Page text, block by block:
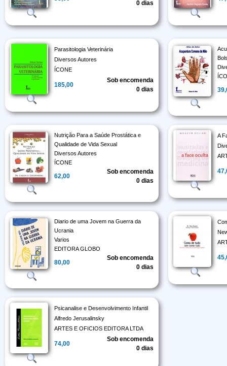
0 dias
Parasitologia Veterinária
Diversos Autores
ÍCONE
185,00
Sob encomenda
0 dias
Nutrição Para a Saúde Prostática e
Qualidade de Vida Sexual
Diversos Autores
ÍCONE
62,00
Sob encomenda
0 dias
A
Diario de uma Jovem na Guerra da
Ucrania
Varios
EDITORA GLOBO
80,00
Sob encomenda
0 dias
Psicanalise e Desenvolvimento Infantil
Alfredo Jerusalinsky
ARTES E OFICIOS EDITORA LTDA
74,00
Sob encomenda
0 dias